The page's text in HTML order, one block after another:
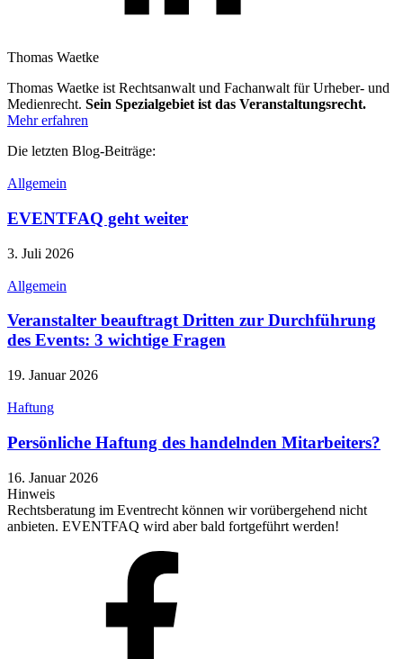
Thomas Waetke
Thomas Waetke ist Rechtsanwalt und Fachanwalt für Urheber- und
Medienrecht. Sein Spezialgebiet ist das Veranstaltungsrecht.
Mehr erfahren
Die letzten Blog-Beiträge:
Allgemein
EVENTFAQ geht weiter
3. Juli 2026
Allgemein
Veranstalter beauftragt Dritten zur Durchführung
des Events: 3 wichtige Fragen
19. Januar 2026
Haftung
Persönliche Haftung des handelnden Mitarbeiters?
16. Januar 2026
Hinweis
Rechtsberatung im Eventrecht können wir vorübergehend nicht
anbieten. EVENTFAQ wird aber bald fortgeführt werden!